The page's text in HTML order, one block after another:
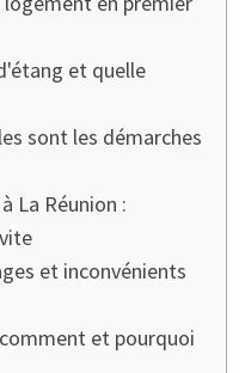
et quelle
sont les démarches
La Réunion :
et inconvénients
et pourquoi